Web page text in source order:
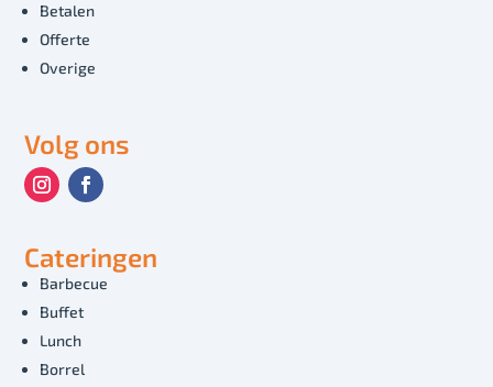
Betalen
Offerte
Overige
Volg ons
Cateringen
Barbecue
Buffet
Lunch
Borrel